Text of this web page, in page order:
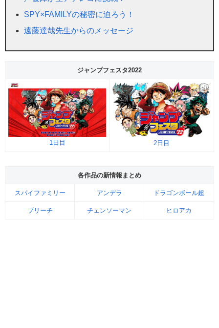
SPY×FAMILYの秘密に迫ろう！
遠藤達哉先生からのメッセージ
ジャンプフェスタ2022
1日目 2日目
各作品の新情報まとめ
スパイファミリー アンデラ ドラゴンボール超
ブリーチ チェンソーマン ヒロアカ